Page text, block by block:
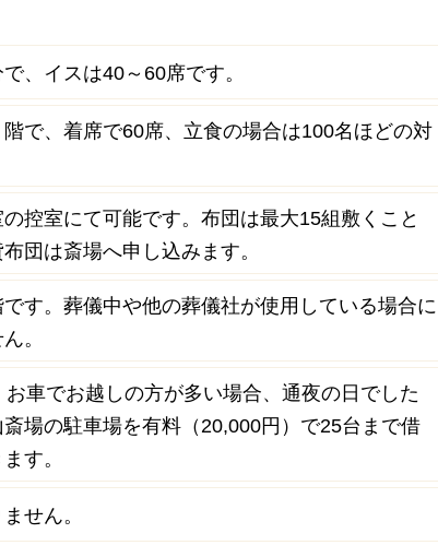
、イスは40～60席です。
で、着席で60席、立食の場合は100名ほどの対
控室にて可能です。布団は最大15組敷くこと
団は斎場へ申し込みます。
す。葬儀中や他の葬儀社が使用している場合に
。
車でお越しの方が多い場合、通夜の日でした
斎場の駐車場を有料（20,000円）で25台まで借
す。
せん。